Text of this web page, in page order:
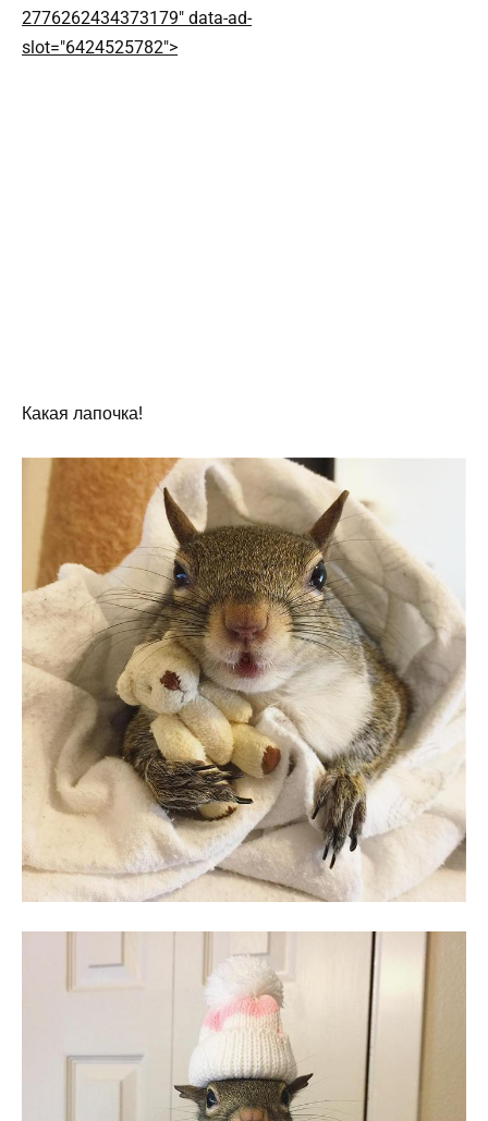
2776262434373179" data-ad-
slot="6424525782">
Какая лапочка!